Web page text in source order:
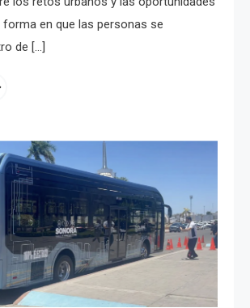
en que las personas se
de […]